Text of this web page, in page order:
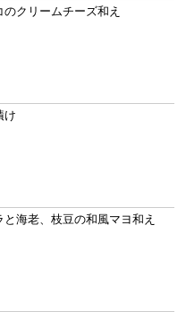
クリームチーズ和え
け
海老、枝豆の和風マヨ和え